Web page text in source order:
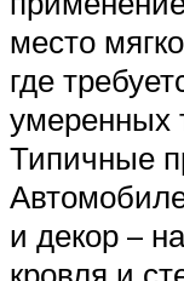
место
где
умеренных
Типичные
и декор –